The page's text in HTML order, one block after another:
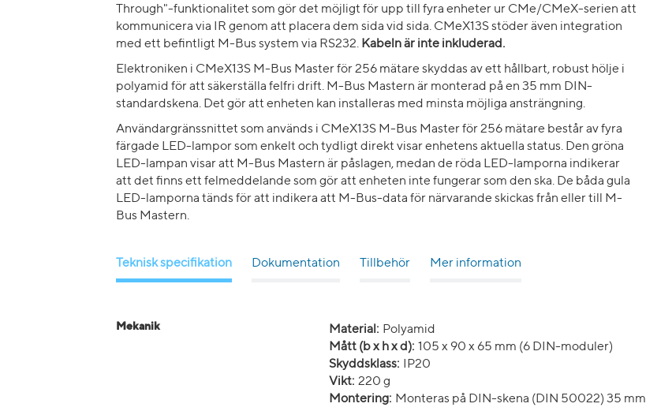
Through"-funktionalitet som gör det möjligt för upp till fyra enheter ur CMe/CMeX-serien att
kommunicera via IR genom att placera dem sida vid sida. CMeX13S stöder även integration
med ett befintligt M-Bus system via RS232. Kabeln är inte inkluderad.
Elektroniken i CMeX13S M-Bus Master för 256 mätare skyddas av ett hållbart, robust hölje i
polyamid för att säkerställa felfri drift. M-Bus Mastern är monterad på en 35 mm DIN-
standardskena. Det gör att enheten kan installeras med minsta möjliga ansträngning.
Användargränssnittet som används i CMeX13S M-Bus Master för 256 mätare består av fyra
färgade LED-lampor som enkelt och tydligt direkt visar enhetens aktuella status. Den gröna
LED-lampan visar att M-Bus Mastern är påslagen, medan de röda LED-lamporna indikerar
att det finns ett felmeddelande som gör att enheten inte fungerar som den ska. De båda gula
LED-lamporna tänds för att indikera att M-Bus-data för närvarande skickas från eller till M-
Bus Mastern.
Teknisk specifikation Dokumentation Tillbehör Mer information
Mekanik Material: Polyamid
Mått (b x h x d): 105 x 90 x 65 mm (6 DIN-moduler)
Skyddsklass:
IP20
Vikt: 220 g
Montering: Monteras på DIN-skena (DIN 50022) 35 mm